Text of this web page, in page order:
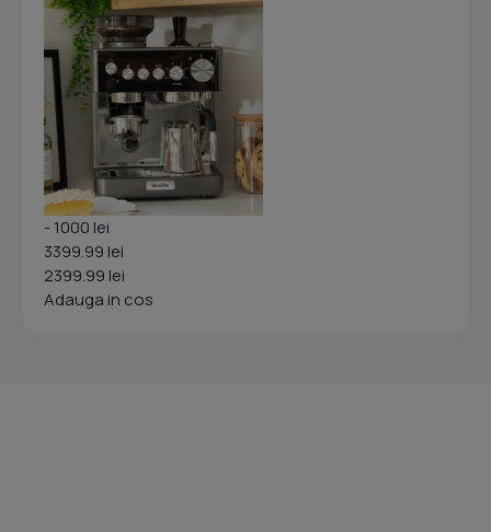
- 1000 lei
3399.99 lei
2399.99 lei
Adauga in cos